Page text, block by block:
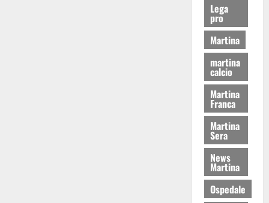
Lega
pro
Martina
martina
calcio
Martina
Franca
Martina
Sera
News
Martina
Ospedale